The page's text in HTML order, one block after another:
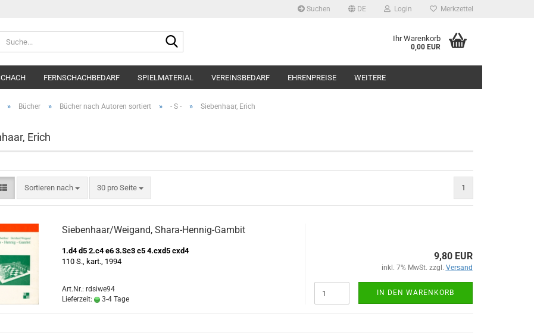
Suchen DE Login Merkzettel
Ihr Warenkorb
0,00 EUR
FERNSCHACHBEDARF SPIELMATERIAL VEREINSBEDARF EHRENPREISE WEITERE
» Bücher » Bücher nach Autoren sortiert » - S - » Siebenhaar, Erich
Erich
Sortieren nach
Sortieren nach 30 pro Seite
pro Seite 1
Siebenhaar/Weigand, Shara-Hennig-Gambit
1.d4 d5 2.c4 e6 3.Sc3 c5 4.cxd5 cxd4
110 S., kart., 1994
Art.Nr.: rdsiwe94
Lieferzeit:
3-4 Tage
9,80 EUR
inkl. 7% MwSt. zzgl. Versand
IN DEN WARENKORB